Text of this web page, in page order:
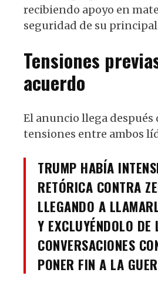
recibiendo apoyo en
seguridad de su
Tensiones
acuerdo
El anuncio llega después
tensiones entre ambos
TRUMP HABÍA
RETÓRICA CONTRA
LLEGANDO A
Y EXCLUYÉNDOLO DE
CONVERSACIONES
PONER FIN A LA